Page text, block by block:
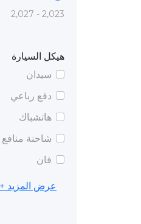
2,023 - 2,027
هيكل السيارة
سيدان
دفع رباعي
هاتشباك
شاحنة منافع
فان
عرض المزيد +